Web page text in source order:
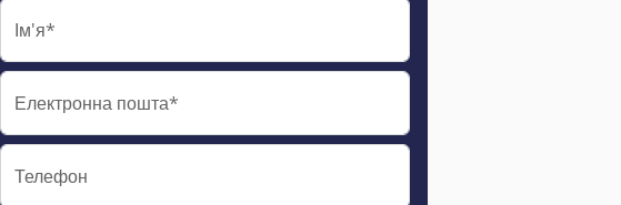
Ім'я*
Електронна пошта*
Телефон